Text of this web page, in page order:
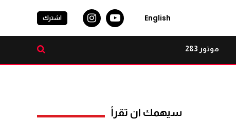
English اشترك
موتور 283
سيهمك ان تقرأ